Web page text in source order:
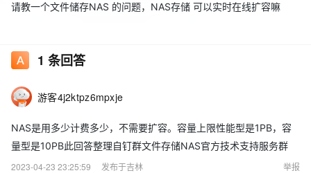
请教一个文件储存NAS 的问题，NAS存储 可以实时在线扩容嘛
1 条回答
游客4j2ktpz6mpxje
NAS是用多少计费多少，不需要扩容。容量上限性能型是1PB，容
量型是10PB此回答整理自钉群文件存储NAS官方技术支持服务群
2023-04-23 23:25:59
发布于吉林 举报